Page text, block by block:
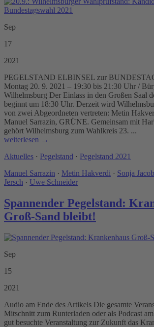
Sep
17
2021
PEGELSTAND ELBINSEL zur
Montag 20. 9. 2021 – 19:30 bis 21:30 Uhr /
Wilhelmsburg Der Einlass in den Großen Saal
beginnt um 18:30 Uhr. Derzeit wird
von zwei Abgeordneten vertreten: Metin
Manuel Sarrazin, GRÜNE. Gemeinsam mit
gehört Wilhelmsburg zum Wahlkreis 23. ...
weiterlesen →
Aktuelles · Pegelstand · Pegelstand 2021
Manuel Sarrazin · Metin Hakverdi · Sonja
Jersch · Uwe Schneider
Spannender Pegelstand:
Groß-Sand bleibt!
Sep
15
2021
Audio am Ende des Artikels Die gesamte
Mitschnitt zum Runterladen oder als Podcast
gut besuchte Veranstaltung zur Zukunft das